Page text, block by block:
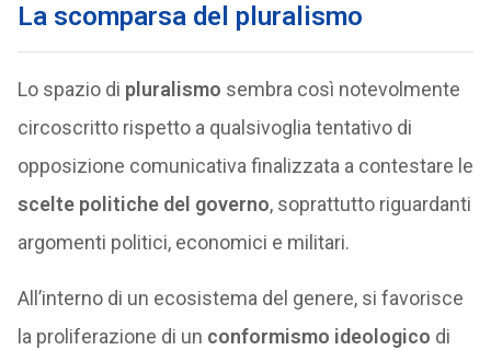
La scomparsa del pluralismo
Lo spazio di pluralismo sembra così notevolmente
circoscritto rispetto a qualsivoglia tentativo di
opposizione comunicativa finalizzata a contestare le
scelte politiche del governo, soprattutto riguardanti
argomenti politici, economici e militari.
All’interno di un ecosistema del genere, si favorisce
la proliferazione di un conformismo ideologico di